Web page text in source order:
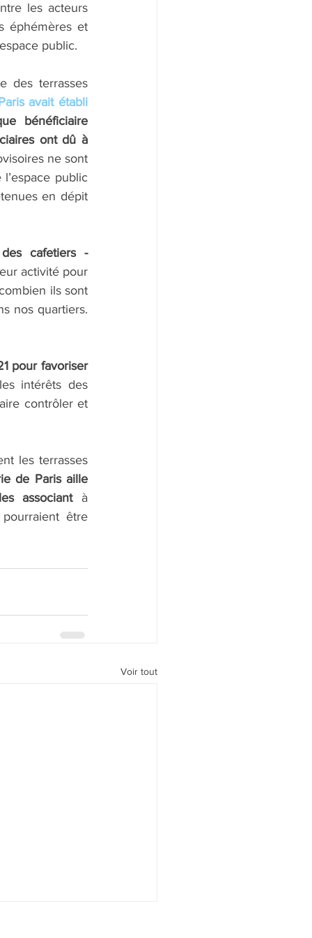
les acteurs
éphémères et
public.
des terrasses
avait établi
bénéficiaire
ont dû à
ne sont
public
en dépit
cafetiers -
activité pour
ils sont
nos quartiers.
pour favoriser
intérêts des
contrôler et
les terrasses
de Paris aille
associant à
être
Voir tout